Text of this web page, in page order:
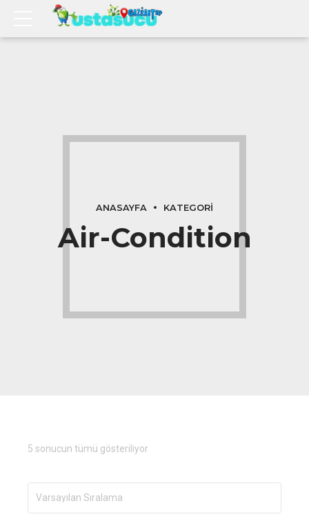
ANASAYFA KATEGORI
Air-Condition
5 sonucun tümü gösteriliyor